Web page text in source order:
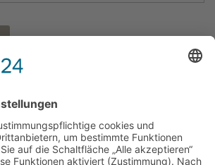
aus und hinterlassen entweder eine
eine E-Mail-Adresse, damit wir uns mit
setzen können.